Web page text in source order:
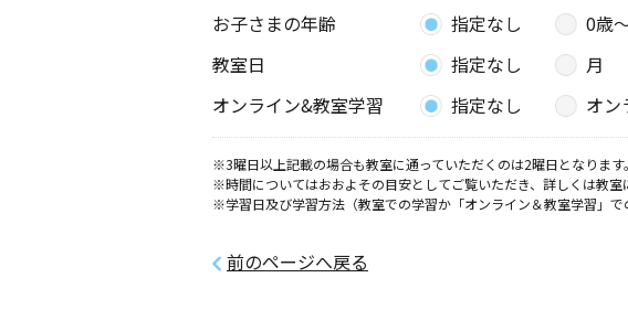
西方北教室
木 金 土
日
埼玉県越谷市西方２丁目１０－２４ エム・ケ
イ・スリー２Ｆ
元柳田町教室
月 火 水 木 金 土
日
お子さまの年齢 指定なし 0歳
教室日
指定なし 月
オンライン&教室学習
指定なし オン
※3曜日以上記載の場合も教室に通っていただくのは2曜日となります。
※時間についてはおおよその目安としてご覧いただき、詳しくは教
※学習日及び学習方法（教室での学習か「オンライン＆教室学習」
前のページへ戻る